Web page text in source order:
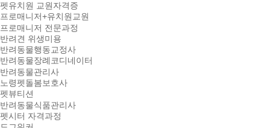
펫유치원 교원자격증
프로매니저+유치원교원
프로매니저 전문과정
반려견 위생미용
반려동물행동교정사
반려동물장례코디네이터
반려동물관리사
노령펫돌봄보호사
펫뷰티션
반려동물식품관리사
펫시터 자격과정